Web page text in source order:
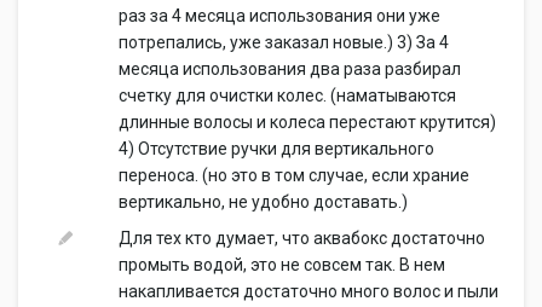
раз за 4 месяца использования они уже
потрепались, уже заказал новые.) 3) За 4
месяца использования два раза разбирал
счетку для очистки колес. (наматываются
длинные волосы и колеса перестают крутится)
4) Отсутствие ручки для вертикального
переноса. (но это в том случае, если храние
вертикально, не удобно доставать.)
Для тех кто думает, что аквабокс достаточно
промыть водой, это не совсем так. В нем
накапливается достаточно много волос и пыли